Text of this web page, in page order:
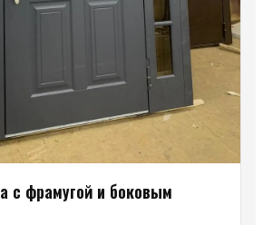
с фрамугой и боковым